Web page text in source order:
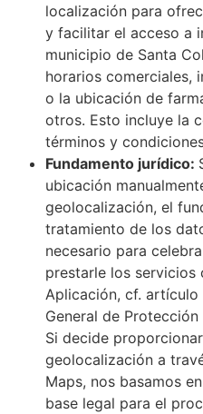
localización para
y facilitar el acceso a
municipio de Santa
horarios comerciales,
o la ubicación de
otros. Esto incluye la
términos y
Fundamento jurídico:
ubicación
geolocalización, el
tratamiento de los
necesario para
prestarle los servicios
Aplicación, cf. artículo
General de Protección
Si decide
geolocalización a
Maps, nos basamos
base legal para el